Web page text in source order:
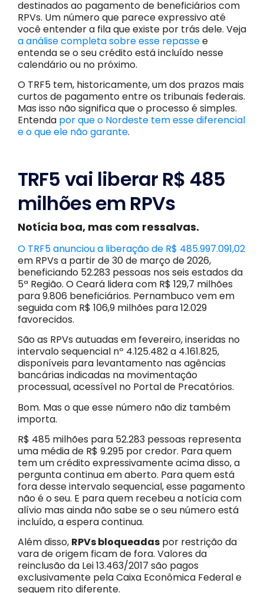
destinados ao pagamento de beneficiários com
RPVs. Um número que parece expressivo até
você entender a fila que existe por trás dele. Veja
a análise completa sobre esse repassee
entenda se o seu crédito está incluído nesse
calendário ou no próximo.
O TRF5 tem, historicamente, um dos prazos mais
curtos de pagamento entre os tribunais federais.
Mas isso não significa que o processo é simples.
Entenda por que o Nordeste tem esse diferencial
e o que ele não garante.
TRF5 vai liberar R$ 485
milhões em RPVs
Notícia boa, mas com ressalvas.
O TRF5 anunciou a liberação de R$ 485.997.091,02
em RPVs a partir de 30 de março de 2026,
beneficiando 52.283 pessoas nos seis estados da
5ª Região. O Ceará lidera com R$ 129,7 milhões
para 9.806 beneficiários. Pernambuco vem em
seguida com R$ 106,9 milhões para 12.029
favorecidos.
São as RPVs autuadas em fevereiro, inseridas no
intervalo sequencial nº 4.125.482 a 4.161.825,
disponíveis para levantamento nas agências
bancárias indicadas na movimentação
processual, acessível no Portal de Precatórios.
Bom. Mas o que esse número não diz também
importa.
R$ 485 milhões para 52.283 pessoas representa
uma média de R$ 9.295 por credor. Para quem
tem um crédito expressivamente acima disso, a
pergunta continua em aberto. Para quem está
fora desse intervalo sequencial, esse pagamento
não é o seu. E para quem recebeu a notícia com
alívio mas ainda não sabe se o seu número está
incluído, a espera continua.
Além disso, RPVs bloqueadas por restrição da
vara de origem ficam de fora. Valores da
reinclusão da Lei 13.463/2017 são pagos
exclusivamente pela Caixa Econômica Federal e
seguem rito diferente.